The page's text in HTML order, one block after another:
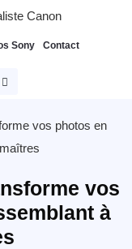
Canon
Sony Contact
vos photos en
vos
à